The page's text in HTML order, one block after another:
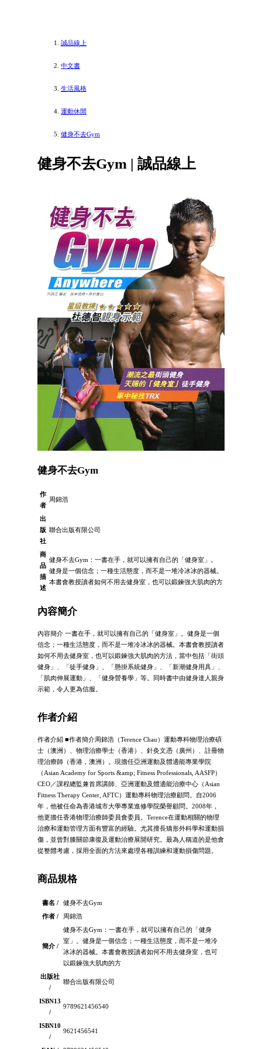
誠品線上
中文書
生活風格
運動休閒
健身不去Gym
健身不去Gym | 誠品線上
健身不去Gym
作
者
周錦浩
出
版
社
聯合出版有限公司
商
品
描
述
健身不去Gym：一書在手，就可以擁有自己的「健身室」。
健身是一個信念；一種生活態度，而不是一堆冷冰冰的器械。
本書會教授讀者如何不用去健身室，也可以鍛鍊強大肌肉的方
內容簡介
內容簡介 一書在手，就可以擁有自己的「健身室」。健身是一個
信念；一種生活態度，而不是一堆冷冰冰的器械。本書會教授讀者
如何不用去健身室，也可以鍛鍊強大肌肉的方法，當中包括「街頭
健身」、「徒手健身」、「懸掛系統健身」、「新潮健身用具」、
「肌肉伸展運動」、「健身營養學」等。同時書中由健身達人親身
示範，令人更為信服。
作者介紹
作者介紹 ■作者簡介周錦浩（Terence Chau）運動專科物理治療碩
士（澳洲）、物理治療學士（香港）、針灸文憑（廣州）、註冊物
理治療師（香港，澳洲）。現擔任亞洲運動及體適能專業學院
（Asian Academy for Sports &amp; Fitness Professionals, AASFP）
CEO／課程總監兼首席講師、亞洲運動及體適能治療中心（Asian
Fitness Therapy Center, AFTC）運動專科物理治療顧問。自2006
年，他被任命為香港城市大學專業進修學院榮譽顧問。2008年，
他更擔任香港物理治療師委員會委員。Terence在運動相關的物理
治療和運動管理方面有豐富的經驗。尤其擅長矯形外科學和運動損
傷，並曾對膝關節康復及運動治療展開研究。最為人稱道的是他會
從整體考慮，採用全面的方法來處理各種訓練和運動損傷問題。
商品規格
書名 /
健身不去Gym
作者 /
周錦浩
簡介 /
健身不去Gym：一書在手，就可以擁有自己的「健身
室」。健身是一個信念；一種生活態度，而不是一堆冷
冰冰的器械。本書會教授讀者如何不用去健身室，也可
以鍛鍊強大肌肉的方
出版社
/
聯合出版有限公司
ISBN13
/
9789621456540
ISBN10
/
9621456541